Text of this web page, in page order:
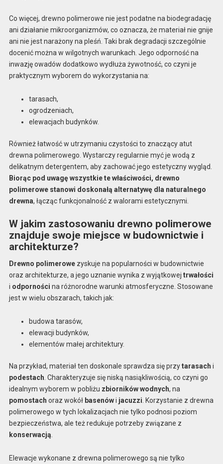
Co więcej, drewno polimerowe nie jest podatne na biodegradację
ani działanie mikroorganizmów, co oznacza, że materiał nie gnije
ani nie jest narażony na pleśń. Taki brak degradacji szczególnie
docenić można w wilgotnych warunkach. Jego odporność na
inwazję owadów dodatkowo wydłuża żywotność, co czyni je
praktycznym wyborem do wykorzystania na:
tarasach,
ogrodzeniach,
elewacjach budynków.
Również łatwość w utrzymaniu czystości to znaczący atut
drewna polimerowego. Wystarczy regularnie myć je wodą z
delikatnym detergentem, aby zachować jego estetyczny wygląd.
Biorąc pod uwagę wszystkie te właściwości, drewno
polimerowe stanowi doskonałą alternatywę dla naturalnego
drewna, łącząc funkcjonalność z walorami estetycznymi.
W jakim zastosowaniu drewno polimerowe
znajduje swoje miejsce w budownictwie i
architekturze?
Drewno polimerowezyskuje na popularności w budownictwie
oraz architekturze, a jego uznanie wynika z wyjątkowej trwałości
i odporności na różnorodne warunki atmosferyczne. Stosowane
jest w wielu obszarach, takich jak:
budowa tarasów,
elewacji budynków,
elementów małej architektury.
Na przykład, materiał ten doskonale sprawdza się przytarasach i
podestach . Charakteryzuje się niską nasiąkliwością, co czyni go
idealnym wyborem w pobliżu zbiorników wodnych, na
pomostach oraz wokół basenówi jacuzzi . Korzystanie z drewna
polimerowego w tych lokalizacjach nie tylko podnosi poziom
bezpieczeństwa, ale też redukuje potrzeby związane z
konserwacją
Elewacje wykonane z drewna polimerowego są nie tylko